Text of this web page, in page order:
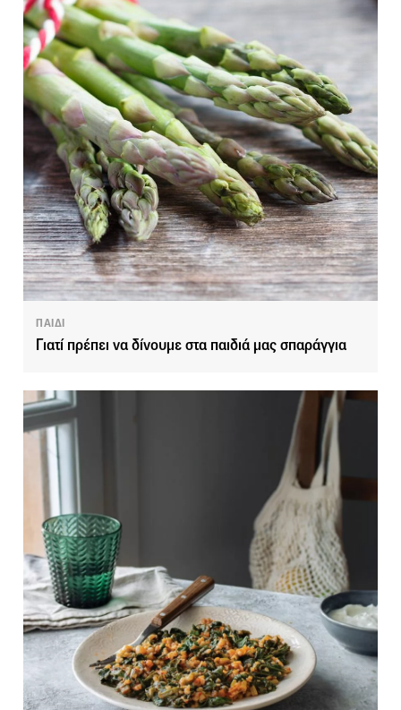
ΠΑΙΔΙ
Γιατί πρέπει να δίνουμε στα παιδιά μας σπαράγγια